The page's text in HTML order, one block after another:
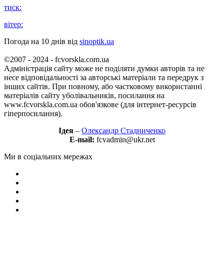
тиск:
вітер:
Погода на 10 днів від sinoptik.ua
©2007 - 2024 - fcvorskla.com.ua
Адміністрація сайту може не поділяти думки авторів та не
несе відповідальності за авторські матеріали та передрук з
інших сайтів. При повному, або частковому використанні
матеріалів сайту уболівальників, посилання на
www.fcvorskla.com.ua обов'язкове (для інтернет-ресурсів
гіперпосилання).
Ідея – Олександр Стадниченко
E-mail: fcvadmin@ukr.net
Ми в соціальних мережах